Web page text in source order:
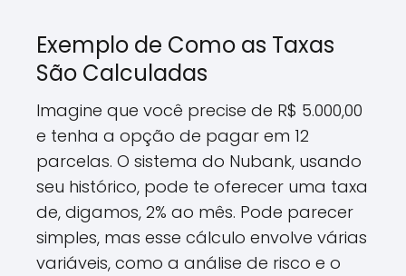
Exemplo de Como as Taxas
São Calculadas
Imagine que você precise de R$ 5.000,00
e tenha a opção de pagar em 12
parcelas. O sistema do Nubank, usando
seu histórico, pode te oferecer uma taxa
de, digamos, 2% ao mês. Pode parecer
simples, mas esse cálculo envolve várias
variáveis, como a análise de risco e o